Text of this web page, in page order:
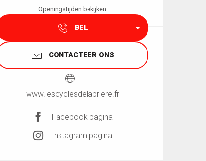
Openingstijden bekijken
BEL
CONTACTEER ONS
www.lescyclesdelabriere.fr
Facebook pagina
Instagram pagina